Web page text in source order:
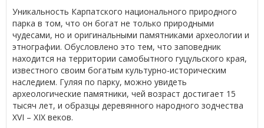
Уникальность Карпатского национального природного
парка в том, что он богат не только природными
чудесами, но и оригинальными памятниками археологии и
этнографии. Обусловлено это тем, что заповедник
находится на территории самобытного гуцульского края,
известного своим богатым культурно-историческим
наследием. Гуляя по парку, можно увидеть
археологические памятники, чей возраст достигает 15
тысяч лет, и образцы деревянного народного зодчества
XVI – XIX веков.